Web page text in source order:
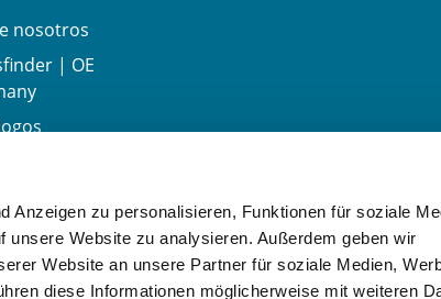
Anzeigen zu personalisieren, Funktionen für soziale
unsere Website zu analysieren. Außerdem geben wir
Website an unsere Partner für soziale Medien,
diese Informationen möglicherweise mit weiteren
nosotros
| OE